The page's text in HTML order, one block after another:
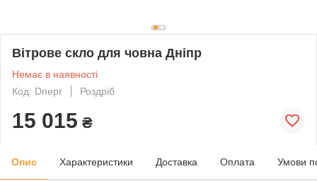
Вітрове скло для човна Дніпр
Немає в наявності
Код: Dnepr
Роздріб
15 015 ₴
Опис Характеристики Доставка Оплата Умови